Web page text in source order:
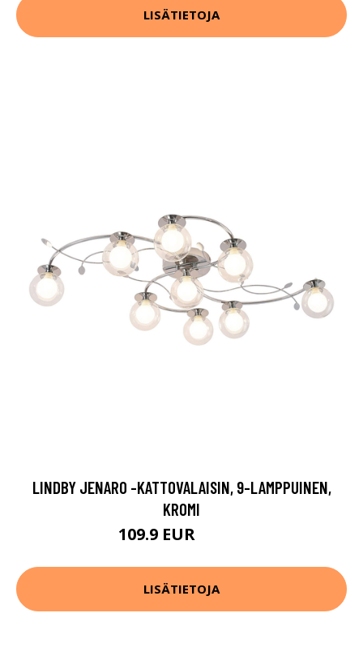
LISÄTIETOJA
LINDBY JENARO -KATTOVALAISIN, 9-LAMPPUINEN,
KROMI
109.9 EUR
LISÄTIETOJA